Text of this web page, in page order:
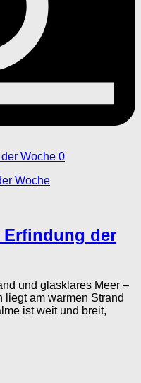
0
Woche
der
und glasklares Meer –
liegt am warmen Strand
ist weit und breit,